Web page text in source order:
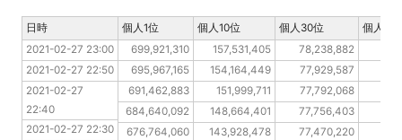
2021-02-27 23:00 699,921,310 157,531,405 78,238,882
2021-02-27 22:50
695,967,165 154,164,449 77,929,587
2021-02-27 22:40
691,462,883 151,999,711 77,792,068
2021-02-27 22:30
684,640,092 148,664,401 77,756,403
2021-02-27 22:20
676,764,060 143,928,478 77,470,220
日時 個人1位 個人10位 個人30位
個人
2021-02-27 23:00
2021-02-27 22:50
2021-02-27
22:40
2021-02-27 22:30
日時